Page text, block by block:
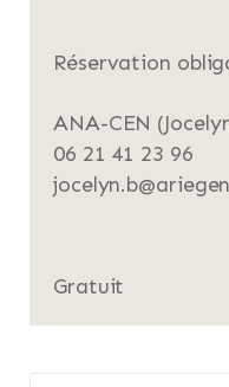
Réservation
ANA-CEN
06 21 41 23 96
Gratuit